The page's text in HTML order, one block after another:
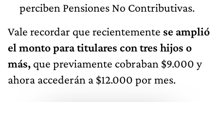
perciben Pensiones No Contributivas.
Vale recordar que recientemente se amplió
el monto para titulares con tres hijos o
más, que previamente cobraban $9.000 y
ahora accederán a $12.000 por mes.